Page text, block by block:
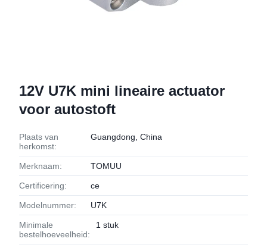
12V U7K mini lineaire actuator
voor autostoft
Plaats van
herkomst:
Guangdong, China
Merknaam: TOMUU
Certificering: ce
Modelnummer: U7K
Minimale
bestelhoeveelheid:
1 stuk